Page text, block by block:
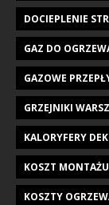
DOCIEPLENIE
GAZ DO
GAZOWE
GRZEJNIKI
KALORYFERY
KOSZT
KOSZTY